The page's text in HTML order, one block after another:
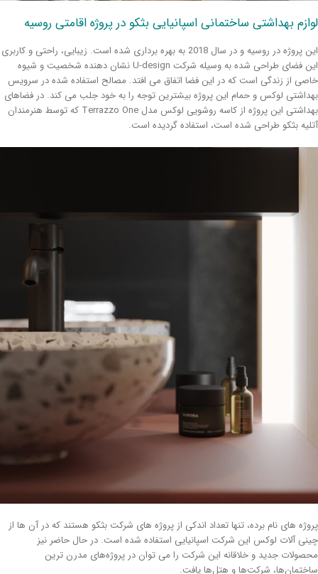
بهداشتی ساختمانی اسپانیایی بثکو در پروژه اقامتی روسیه
این پروژه در روسیه و در سال 2018 به بهره برداری شده است. زیبایی، راحتی و کاربری
این فضای طراحی شده به وسیله شرکت U-design نشان دهنده شخصیت و شیوه
از زندگی است که در این فضا اتفاق می افتد. مصالح استفاده شده در سرویس
لوکس و حمام این پروژه بیشترین توجه را به خود جلب می کند. در فضاهای
بهداشتی این پروژه از کاسه روشویی لوکس مدل Terrazzo One که توسط هنرمندان
بثکو طراحی شده است، استفاده گردیده است.
های نام برده، تنها تعداد اندکی از پروژه های شرکت بثکو هستند که در آن ها از
آلات لوکس این شرکت اسپانیایی استفاده شده است. در حال حاضر نیز
جدید و خلاقانه این شرکت را می توان در پروژه‌های مدرن ترین
شرکت‌ها و هتل‌ها یافت.